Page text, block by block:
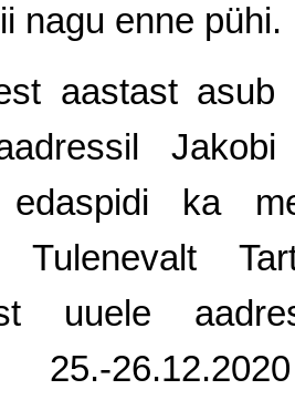
nagu enne pühi.
aastast asub
edaspidi ka
Tulenevalt
uuele
25.-